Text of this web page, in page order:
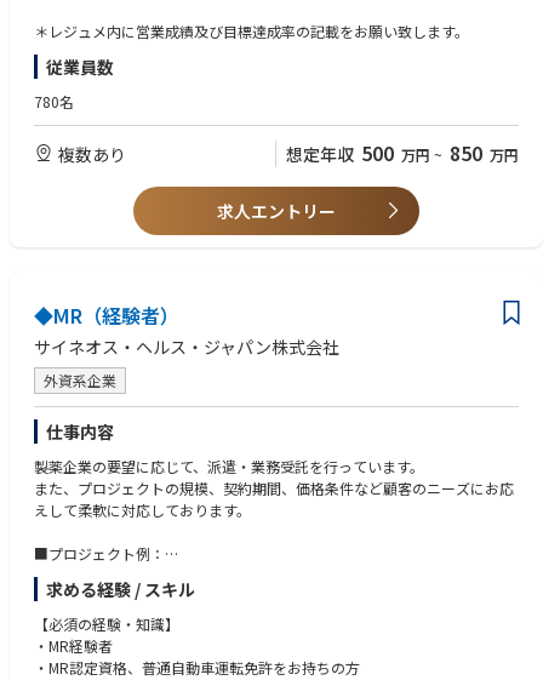
・成果報酬型（KPI設定による価格変動型）
力化、女性／シニア人材によるパートタイム型）
＊レジュメ内に営業成績及び目標達成率の記載をお願い致します。
従業員数
780名
複数あり 想定年収 500 万円 ~ 850 万円
求人エントリー
◆MR（経験者）
サイネオス・ヘルス・ジャパン株式会社
外資系企業
仕事内容
製薬企業の要望に応じて、派遣・業務受託を行っています。
また、プロジェクトの規模、契約期間、価格条件など顧客のニーズにお応
えして柔軟に対応しております。
■プロジェクト例：
・各疾患領域（糖尿病、循環器、消化器、オンコロジー、希少疾患など）
に網羅的に対応
・製品（新薬、長期収載品、ジェネリック医薬品）の対応
施設（DPC病院、大学病院、基幹病院、保険薬局本部／店舗、特約店な
ど）の対応
求める経験 / スキル
【必須の経験・知識】
・MR経験者
・MR認定資格、普通自動車運転免許をお持ちの方